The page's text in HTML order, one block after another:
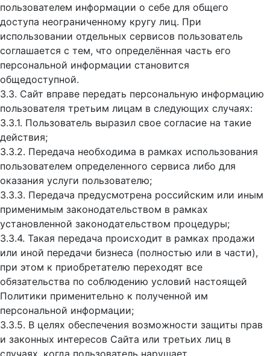
пользователем информации о себе для общего
доступа неограниченному кругу лиц. При
использовании отдельных сервисов пользователь
соглашается с тем, что определённая часть его
персональной информации становится
общедоступной.
3.3. Сайт вправе передать персональную информацию
пользователя третьим лицам в следующих случаях:
3.3.1. Пользователь выразил свое согласие на такие
действия;
3.3.2. Передача необходима в рамках использования
пользователем определенного сервиса либо для
оказания услуги пользователю;
3.3.3. Передача предусмотрена российским или иным
применимым законодательством в рамках
установленной законодательством процедуры;
3.3.4. Такая передача происходит в рамках продажи
или иной передачи бизнеса (полностью или в части),
при этом к приобретателю переходят все
обязательства по соблюдению условий настоящей
Политики применительно к полученной им
персональной информации;
3.3.5. В целях обеспечения возможности защиты прав
и законных интересов Сайта или третьих лиц в